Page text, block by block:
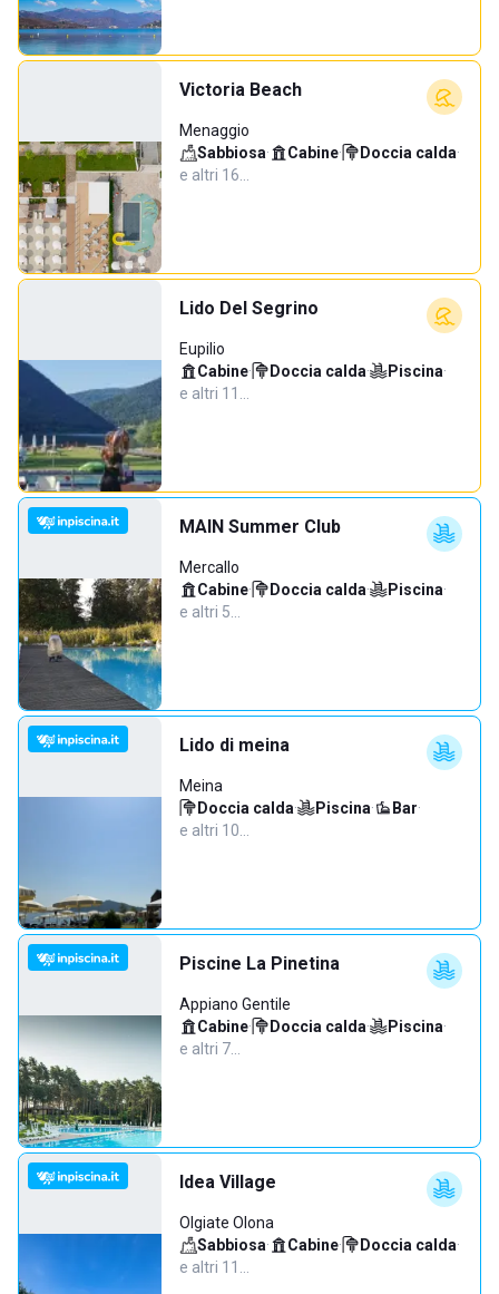
Victoria Beach
Menaggio
Sabbiosa· Cabine· Doccia calda·
e altri 16…
Lido Del Segrino
Eupilio
Cabine· Doccia calda· Piscina·
e altri 11…
MAIN Summer Club
Mercallo
Cabine· Doccia calda· Piscina·
e altri 5…
Lido di meina
Meina
Doccia calda· Piscina· Bar·
e altri 10…
Piscine La Pinetina
Appiano Gentile
Cabine· Doccia calda· Piscina·
e altri 7…
Idea Village
Olgiate Olona
Sabbiosa· Cabine· Doccia calda·
e altri 11…